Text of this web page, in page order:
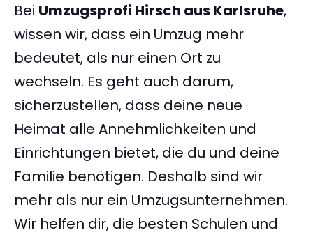
Bei Umzugsprofi Hirsch aus Karlsruhe,
wissen wir, dass ein Umzug mehr
bedeutet, als nur einen Ort zu
wechseln. Es geht auch darum,
sicherzustellen, dass deine neue
Heimat alle Annehmlichkeiten und
Einrichtungen bietet, die du und deine
Familie benötigen. Deshalb sind wir
mehr als nur ein Umzugsunternehmen.
Wir helfen dir, die besten Schulen und